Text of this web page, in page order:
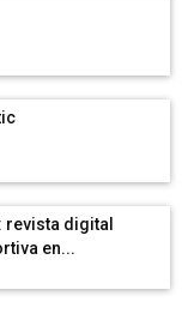
revista digital
en...